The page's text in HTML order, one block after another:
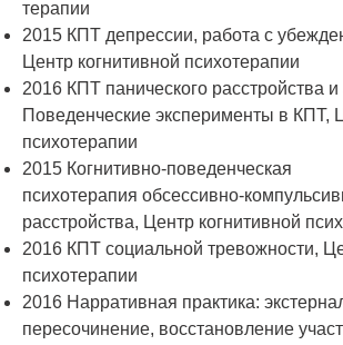
терапии
2015 КПТ депрессии, работа с
Центр когнитивной психотерапии
2016 КПТ панического расстройства
Поведенческие эксперименты в КПТ,
психотерапии
2015 Когнитивно-поведенческая
психотерапия обсессивно-
расстройства, Центр когнитивной
2016 КПТ социальной тревожности,
психотерапии
2016 Нарративная практика:
пересочинение, восстановление